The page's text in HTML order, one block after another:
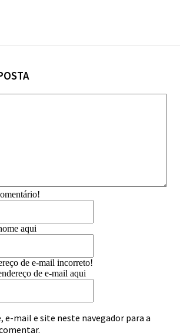
aqui
de e-mail incorreto!
de e-mail aqui
e-mail e site neste navegador para a